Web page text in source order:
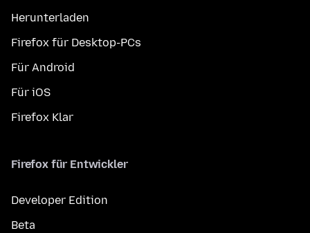
Herunterladen
Firefox für Desktop-PCs
Für Android
Für iOS
Firefox Klar
Firefox für Entwickler
Developer Edition
Beta